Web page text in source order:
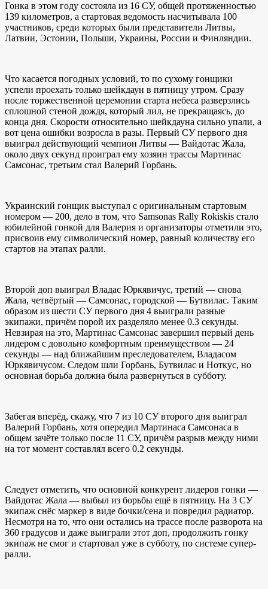
Гонка в этом году состояла из 16 СУ, общей протяженностью
139 километров, а стартовая ведомость насчитывала 100
участников, среди которых были представители Литвы,
Латвии, Эстонии, Польши, Украины, России и Финляндии.
Что касается погодных условий, то по сухому гонщики
успели проехать только шейкдаун в пятницу утром. Сразу
после торжественной церемонии старта небеса разверзлись
сплошной стеной дождя, который лил, не прекращаясь, до
конца дня. Скорости относительно шейкдауна сильно упали, а
вот цена ошибки возросла в разы. Первый СУ первого дня
выиграл действующий чемпион Литвы — Вайдотас Жала,
около двух секунд проиграл ему хозяин трассы Мартинас
Самсонас, третьим стал Валерий Горбань.
Украинский гонщик выступал с оригинальным стартовым
номером — 200, дело в том, что Samsonas Rally Rokiskis стало
юбилейной гонкой для Валерия и организаторы отметили это,
присвоив ему символический номер, равный количеству его
стартов на этапах ралли.
Второй доп выиграл Владас Юркявичус, третий — снова
Жала, четвёртый — Самсонас, городской — Бутвилас. Таким
образом из шести СУ первого дня 4 выиграли разные
экипажи, причём порой их разделяло менее 0.3 секунды.
Невзирая на это, Мартинас Самсонас завершил первый день
лидером с довольно комфортным преимуществом — 24
секунды — над ближайшим преследователем, Владасом
Юркявичусом. Следом шли Горбань, Бутвилас и Ноткус, но
основная борьба должна была развернуться в субботу.
Забегая вперёд, скажу, что 7 из 10 СУ второго дня выиграл
Валерий Горбань, хотя опередил Мартинаса Самсонаса в
общем зачёте только после 11 СУ, причём разрыв между ними
на тот момент составлял всего 0.2 секунды.
Следует отметить, что основной конкурент лидеров гонки —
Вайдотас Жала — выбыл из борьбы ещё в пятницу. На 3 СУ
экипаж снёс маркер в виде бочки/сена и повредил радиатор.
Несмотря на то, что они остались на трассе после разворота на
360 градусов и даже выиграли этот доп, продолжить гонку
экипаж не смог и стартовал уже в субботу, по системе супер-
ралли.